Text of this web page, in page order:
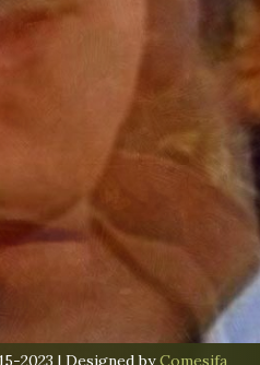
2023 | Designed byComesifa